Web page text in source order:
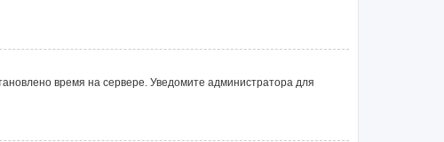
время на сервере. Уведомите администратора для